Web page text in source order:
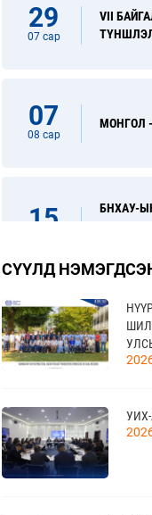
29
07 сар
VII
07
08 сар
МОНГОЛ
15
БНХАУ-
31
08 сар
“FINE
УЛСЫН
17
09 сар
СҮҮЛД